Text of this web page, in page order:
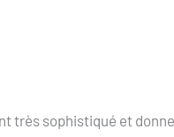
très sophistiqué et